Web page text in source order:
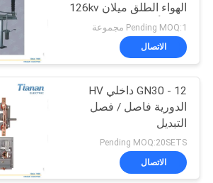
مفاتيح الجهد
39
35
الهواء الطلق ميلان 126kv
مع التأريض التبديل ، قطع
الاتصال
Pending MOQ:1 مجموعة
الاتصال
GN30 - 12 داخلي HV
الدورية فاصل / فصل
التبديل
Pending MOQ:20SETS
الاتصال